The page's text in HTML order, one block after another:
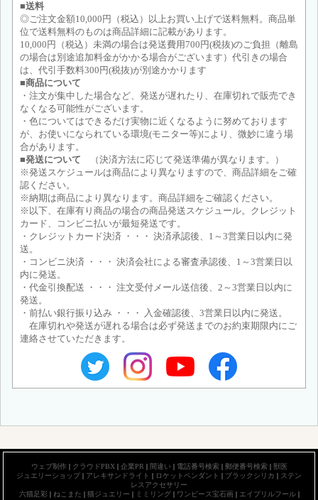
■送料
◎ご注文金額10,000円（税込）以上お買い上げで送料無料。商品単
位で送料無料のものは商品詳細に記載があります。
10,000円（税込）未満の場合は発送費用700円(税抜)のご負担（離島
の場合は別途追加料金がかかる場合がございます）代引きの場合
は、代引手数料300円(税抜)が別途かかります
■商品について
・注文が集中した場合など、発送が遅れたり、在庫切れで販売でき
なくなる可能性がございます。
・色についてはできるだけ実物に近くなるように努めております
が、お使いになられている環境(モニター等)により、微妙に違う場
合があります。
■発送について （決済方法に応じて発送準備が異なります。）
※発送スケジュールは商品により異なりますので、商品詳細をご確
認ください。
※納期は商品により異なります。商品詳細をご確認ください。
※以下、在庫有り商品の場合の商品発送スケジュール。クレジット
カード、コンビニ払いが最短発送です。
・クレジットカード決済 ・・・ 決済承認後、1～3営業日以内に発
送。
・コンビニ決済 ・・・ 決済会社による審査承認後、1～3営業日以
内に発送。
・代金引換配送 ・・・ 注文受付メール送信後、2～3営業日以内に
発送。
・前払い銀行振り込み ・・・ 入金確認後、3営業日以内に発送。
在庫切れや発送が遅れる場合は必ず発送までのお約束期限内にご
連絡させていただきます。
ウェブ制作| クラウドPBX| 企業PR | 間違い | 電話番号検索| 郵便番号検索| 獣医
ジュエリーショップ | アレキサンドライト | ロケットペンダント | ブラックシリカ | ステン
レスアクセサリー
六猫足彩| ねこまた | 猫ジュエリー | ミミリング| ワンピース宝石画| エイプリルフール|